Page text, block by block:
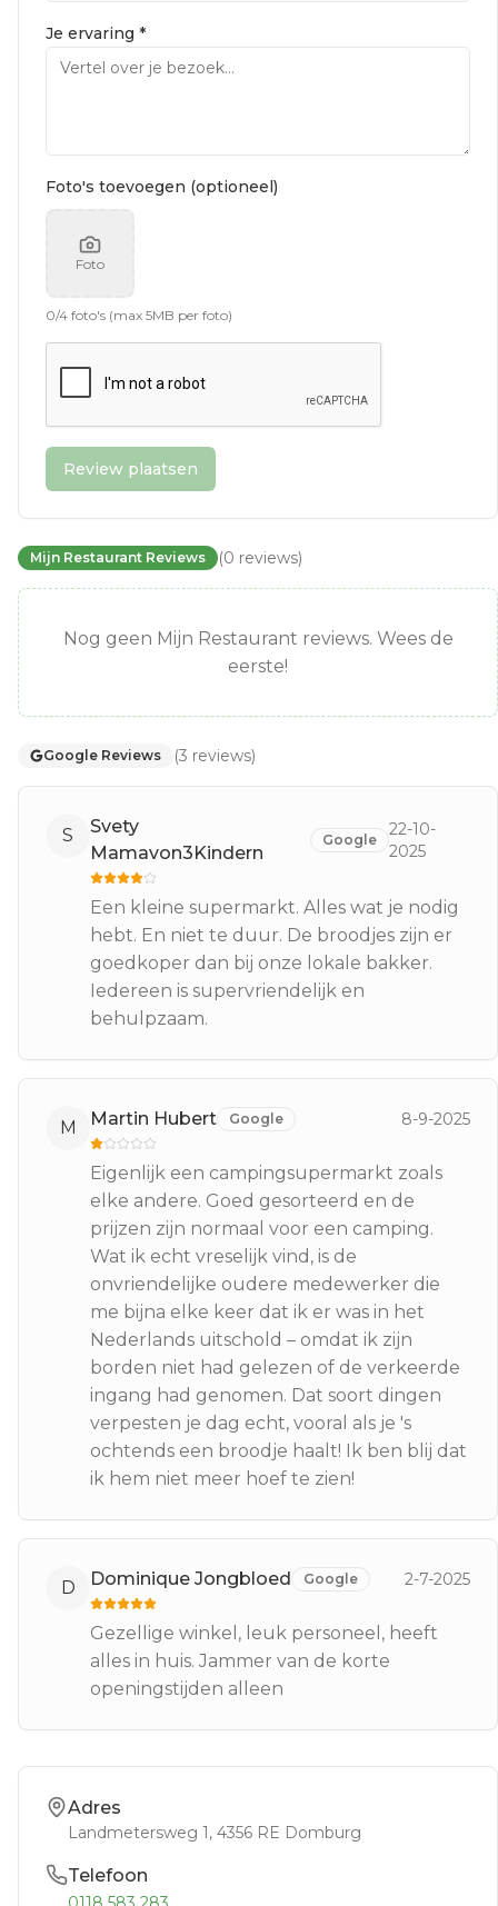
Je ervaring *
Foto's toevoegen (optioneel)
Foto
0/4 foto's (max 5MB per foto)
Review plaatsen
Mijn Restaurant Reviews (0 reviews)
Nog geen Mijn Restaurant reviews. Wees de
eerste!
Google Reviews (3 reviews)
S
Svety
Mamavon3Kindern
Google
22-10-
2025
Een kleine supermarkt. Alles wat je nodig
hebt. En niet te duur. De broodjes zijn er
goedkoper dan bij onze lokale bakker.
Iedereen is supervriendelijk en
behulpzaam.
M Martin Hubert Google 8-9-2025
Eigenlijk een campingsupermarkt zoals
elke andere. Goed gesorteerd en de
prijzen zijn normaal voor een camping.
Wat ik echt vreselijk vind, is de
onvriendelijke oudere medewerker die
me bijna elke keer dat ik er was in het
Nederlands uitschold – omdat ik zijn
borden niet had gelezen of de verkeerde
ingang had genomen. Dat soort dingen
verpesten je dag echt, vooral als je 's
ochtends een broodje haalt! Ik ben blij dat
ik hem niet meer hoef te zien!
D Dominique Jongbloed Google 2-7-2025
Gezellige winkel, leuk personeel, heeft
alles in huis. Jammer van de korte
openingstijden alleen
Adres
Landmetersweg 1, 4356 RE Domburg
Telefoon